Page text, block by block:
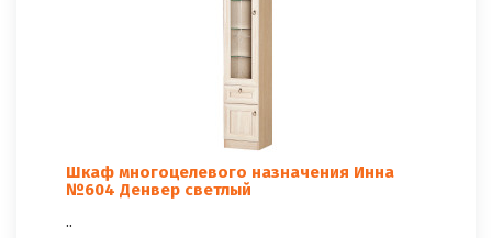
Шкаф многоцелевого назначения Инна
№604 Денвер светлый
..